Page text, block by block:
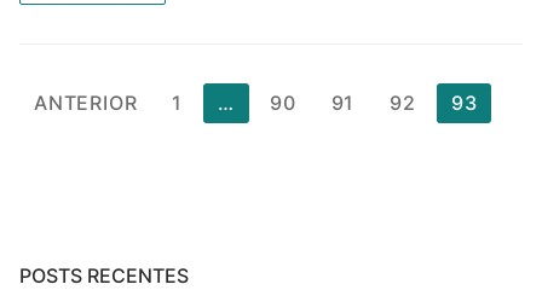
Paginação
ANTERIOR 1 … 90 91 92 93
POSTS RECENTES